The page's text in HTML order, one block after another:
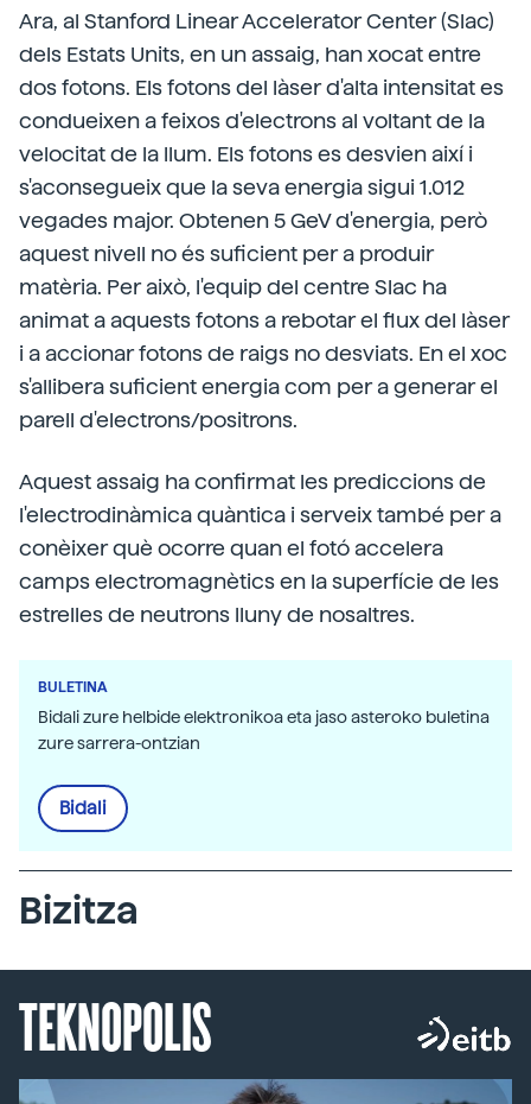
Ara, al Stanford Linear Accelerator Center (Slac)
dels Estats Units, en un assaig, han xocat entre
dos fotons. Els fotons del làser d'alta intensitat es
condueixen a feixos d'electrons al voltant de la
velocitat de la llum. Els fotons es desvien així i
s'aconsegueix que la seva energia sigui 1.012
vegades major. Obtenen 5 GeV d'energia, però
aquest nivell no és suficient per a produir
matèria. Per això, l'equip del centre Slac ha
animat a aquests fotons a rebotar el flux del làser
i a accionar fotons de raigs no desviats. En el xoc
s'allibera suficient energia com per a generar el
parell d'electrons/positrons.
Aquest assaig ha confirmat les prediccions de
l'electrodinàmica quàntica i serveix també per a
conèixer què ocorre quan el fotó accelera
camps electromagnètics en la superfície de les
estrelles de neutrons lluny de nosaltres.
BULETINA
Bidali zure helbide elektronikoa eta jaso asteroko buletina
zure sarrera-ontzian
Bidali
Bizitza
TEKNOPOLIS